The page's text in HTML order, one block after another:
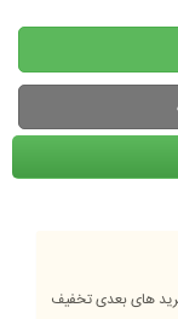
های بعدی تخفیف